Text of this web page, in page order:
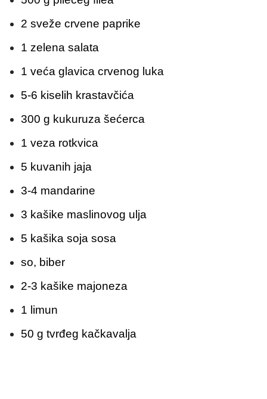
2 sveže crvene paprike
1 zelena salata
1 veća glavica crvenog luka
5-6 kiselih krastavčića
300 g kukuruza šećerca
1 veza rotkvica
5 kuvanih jaja
3-4 mandarine
3 kašike maslinovog ulja
5 kašika soja sosa
so, biber
2-3 kašike majoneza
1 limun
50 g tvrđeg kačkavalja